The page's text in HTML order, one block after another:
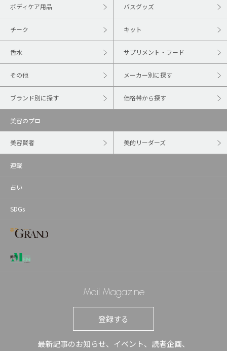
ボディケア用品 バスグッズ
チーク キット
香水 サプリメント・フード
その他 メーカー別に探す
ブランド別に探す 価格帯から探す
美容のプロ
美容賢者 美的リーダーズ
連載
占い
SDGs
Mail Magazine
登録する
最新記事のお知らせ、イベント、読者企画、